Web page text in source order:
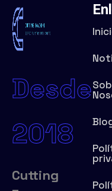
Desde
2018
Cutting